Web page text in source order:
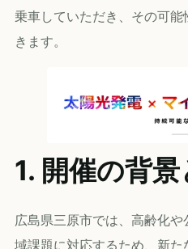
乗車していただき、その可
きます。
1. 開催の背
広島県三原市では、高齢化
域課題に対応するため、新